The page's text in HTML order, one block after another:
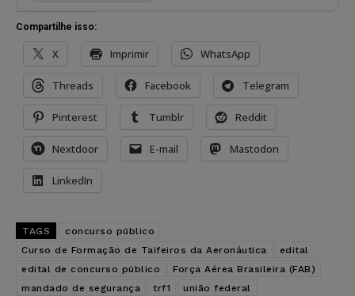
Compartilhe isso:
X Imprimir WhatsApp
Threads Facebook Telegram
Pinterest Tumblr Reddit
Nextdoor E-mail Mastodon
LinkedIn
TAGS
concurso público
Curso de Formação de Taifeiros da Aeronáutica
edital
edital de concurso público
Força Aérea Brasileira (FAB)
mandado de segurança
trf1 união federal